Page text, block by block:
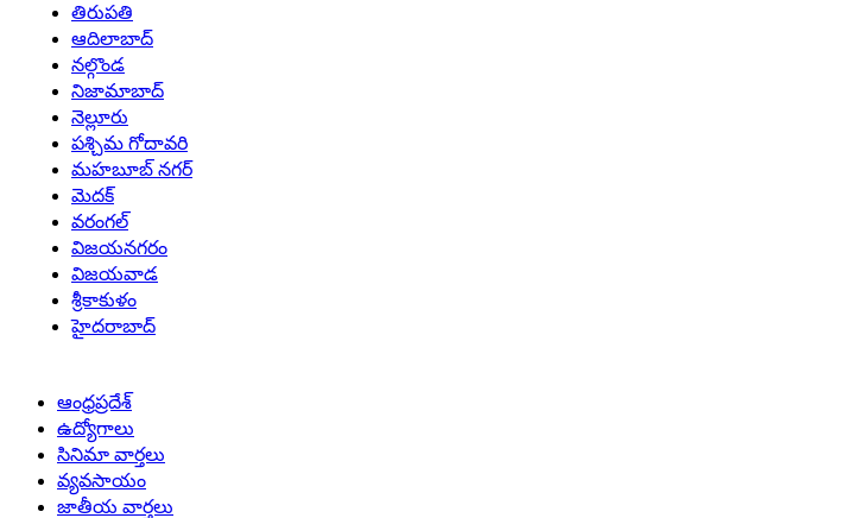
తిరుపతి
ఆదిలాబాద్
నల్గొండ
నిజామాబాద్
నెల్లూరు
పశ్చిమ గోదావరి
మహబూబ్ నగర్
మెదక్
వరంగల్
విజయనగరం
విజయవాడ
శ్రీకాకుళం
హైదరాబాద్
ఆంధ్రప్రదేశ్
ఉద్యోగాలు
సినిమా వార్తలు
వ్యవసాయం
జాతీయ వార్తలు